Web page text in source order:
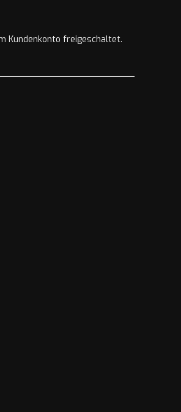
Kundenkonto freigeschaltet.